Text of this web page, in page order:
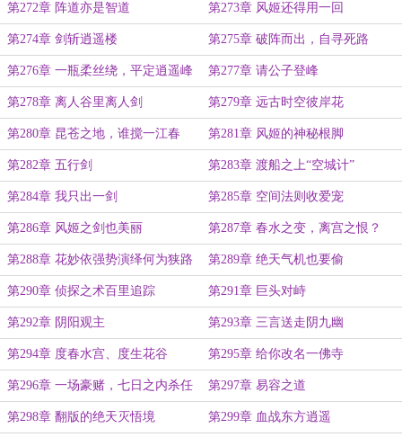
第272章 阵道亦是智道 第273章 风姬还得用一回
第274章 剑斩逍遥楼 第275章 破阵而出，自寻死路
第276章 一瓶柔丝绕，平定逍遥峰 第277章 请公子登峰
第278章 离人谷里离人剑 第279章 远古时空彼岸花
第280章 昆苍之地，谁搅一江春
水？
第281章 风姬的神秘根脚
第282章 五行剑 第283章 渡船之上“空城计”
第284章 我只出一剑 第285章 空间法则收爱宠
第286章 风姬之剑也美丽 第287章 春水之变，离宫之恨？
第288章 花妙依强势演绎何为狭路
相逢
第289章 绝天气机也要偷
第290章 侦探之术百里追踪 第291章 巨头对峙
第292章 阴阳观主 第293章 三言送走阴九幽
第294章 度春水宫、度生花谷 第295章 给你改名一佛寺
第296章 一场豪赌，七日之内杀任
苍茫
第297章 易容之道
第298章 翻版的绝天灭悟境 第299章 血战东方逍遥